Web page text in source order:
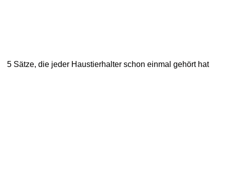
5 Sätze, die jeder Haustierhalter schon einmal gehört hat